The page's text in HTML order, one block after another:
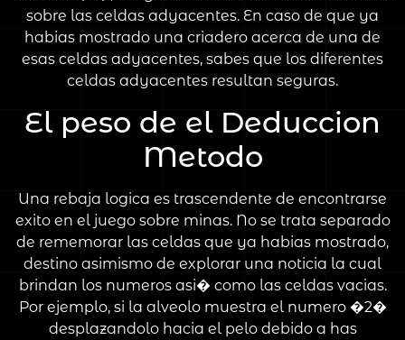
sobre las celdas adyacentes. En caso de que ya
habias mostrado una criadero acerca de una de
esas celdas adyacentes, sabes que los diferentes
celdas adyacentes resultan seguras.
El peso de el Deduccion
Metodo
Una rebaja logica es trascendente de encontrarse
exito en el juego sobre minas. No se trata separado
de rememorar las celdas que ya habias mostrado,
destino asimismo de explorar una noticia la cual
brindan los numeros asi� como las celdas vacias.
Por ejemplo, si la alveolo muestra el numero �2�
desplazandolo hacia el pelo debido a has